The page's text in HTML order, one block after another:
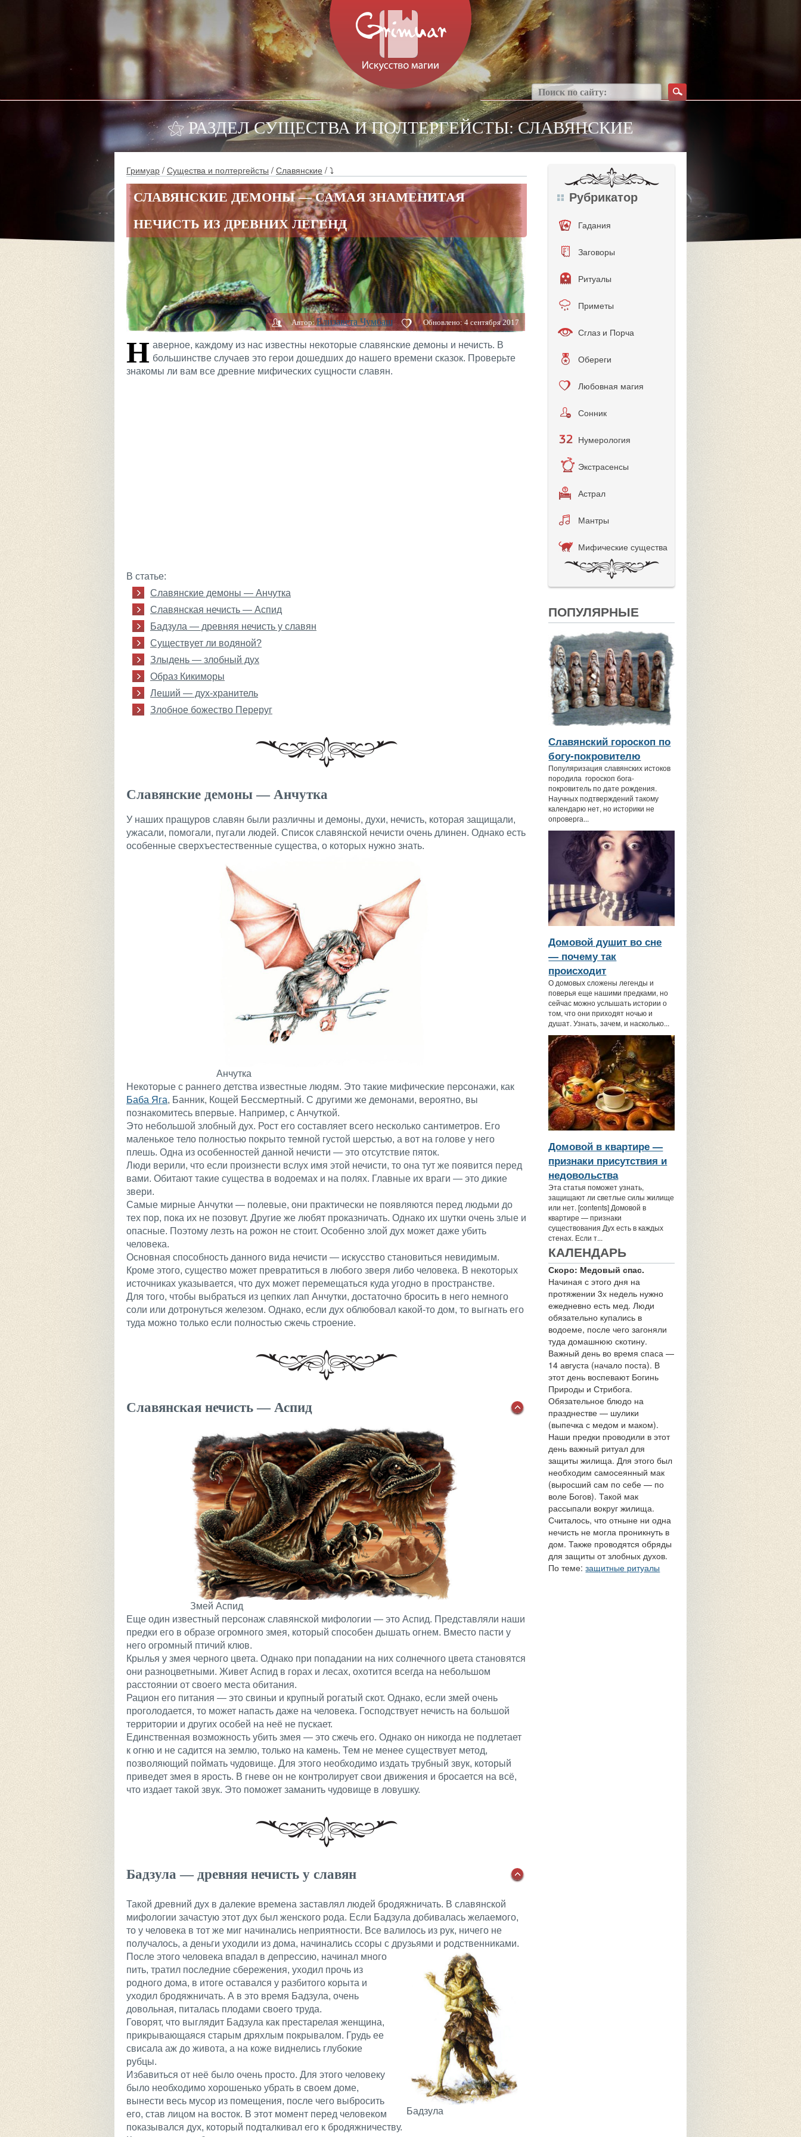
⚝ РАЗДЕЛ СУЩЕСТВА И ПОЛТЕРГЕЙСТЫ: СЛАВЯНСКИЕ
Гримуар / Существа и полтергейсты / Славянские / ⤵
СЛАВЯНСКИЕ ДЕМОНЫ — САМАЯ ЗНАМЕНИТАЯ
НЕЧИСТЬ ИЗ ДРЕВНИХ ЛЕГЕНД
Автор: Елизавета Чумбаш Обновлено: 4 сентября 2017
Н аверное, каждому из нас известны некоторые славянские демоны и нечисть. В
большинстве случаев это герои дошедших до нашего времени сказок. Проверьте
знакомы ли вам все древние мифических сущности славян.
В статье:
Славянские демоны — Анчутка
Славянская нечисть — Аспид
Бадзула — древняя нечисть у славян
Существует ли водяной?
Злыдень — злобный дух
Образ Кикиморы
Леший — дух-хранитель
Злобное божество Переруг
Славянские демоны — Анчутка
У наших пращуров славян были различны и демоны, духи, нечисть, которая защищали,
ужасали, помогали, пугали людей. Список славянской нечисти очень длинен. Однако есть
особенные сверхъестественные существа, о которых нужно знать.
Анчутка
Некоторые с раннего детства известные людям. Это такие мифические персонажи, как
Баба Яга, Банник, Кощей Бессмертный. С другими же демонами, вероятно, вы
познакомитесь впервые. Например, с Анчуткой.
Это небольшой злобный дух. Рост его составляет всего несколько сантиметров. Его
маленькое тело полностью покрыто темной густой шерстью, а вот на голове у него
плешь. Одна из особенностей данной нечисти — это отсутствие пяток.
Люди верили, что если произнести вслух имя этой нечисти, то она тут же появится перед
вами. Обитают такие существа в водоемах и на полях. Главные их враги — это дикие
звери.
Самые мирные Анчутки — полевые, они практически не появляются перед людьми до
тех пор, пока их не позовут. Другие же любят проказничать. Однако их шутки очень злые и
опасные. Поэтому лезть на рожон не стоит. Особенно злой дух может даже убить
человека.
Основная способность данного вида нечисти — искусство становиться невидимым.
Кроме этого, существо может превратиться в любого зверя либо человека. В некоторых
источниках указывается, что дух может перемещаться куда угодно в пространстве.
Для того, чтобы выбраться из цепких лап Анчутки, достаточно бросить в него немного
соли или дотронуться железом. Однако, если дух облюбовал какой-то дом, то выгнать его
туда можно только если полностью сжечь строение.
Славянская нечисть — Аспид
Змей Аспид
Еще один известный персонаж славянской мифологии — это Аспид. Представляли наши
предки его в образе огромного змея, который способен дышать огнем. Вместо пасти у
него огромный птичий клюв.
Крылья у змея черного цвета. Однако при попадании на них солнечного цвета становятся
они разноцветными. Живет Аспид в горах и лесах, охотится всегда на небольшом
расстоянии от своего места обитания.
Рацион его питания — это свиньи и крупный рогатый скот. Однако, если змей очень
проголодается, то может напасть даже на человека. Господствует нечисть на большой
территории и других особей на неё не пускает.
Единственная возможность убить змея — это сжечь его. Однако он никогда не подлетает
к огню и не садится на землю, только на камень. Тем не менее существует метод,
позволяющий поймать чудовище. Для этого необходимо издать трубный звук, который
приведет змея в ярость. В гневе он не контролирует свои движения и бросается на всё,
что издает такой звук. Это поможет заманить чудовище в ловушку.
Бадзула — древняя нечисть у славян
Такой древний дух в далекие времена заставлял людей бродяжничать. В славянской
мифологии зачастую этот дух был женского рода. Если Бадзула добивалась желаемого,
то у человека в тот же миг начинались неприятности. Все валилось из рук, ничего не
получалось, а деньги уходили из дома, начинались ссоры с друзьями и родственниками.
Бадзула
После этого человека впадал в депрессию, начинал много
пить, тратил последние сбережения, уходил прочь из
родного дома, в итоге оставался у разбитого корыта и
уходил бродяжничать. А в это время Бадзула, очень
довольная, питалась плодами своего труда.
Говорят, что выглядит Бадзула как престарелая женщина,
прикрывающаяся старым дряхлым покрывалом. Грудь ее
свисала аж до живота, а на коже виднелись глубокие
рубцы.
Избавиться от неё было очень просто. Для этого человеку
было необходимо хорошенько убрать в своем доме,
вынести весь мусор из помещения, после чего выбросить
его, став лицом на восток. В этот момент перед человеком
показывался дух, который подталкивал его к бродяжничеству.
Рубрикатор
Гадания
Заговоры
Ритуалы
Приметы
Сглаз и Порча
Обереги
Любовная магия
Сонник
Нумерология
Экстрасенсы
Астрал
Мантры
Мифические существа
ПОПУЛЯРНЫЕ
Славянский гороскоп по
богу-покровителю
Популяризация славянских истоков
породила гороскоп бога-
покровитель по дате рождения.
Научных подтверждений такому
календарю нет, но историки не
опроверга...
Домовой душит во сне
— почему так
происходит
О домовых сложены легенды и
поверья еще нашими предками, но
сейчас можно услышать истории о
том, что они приходят ночью и
душат. Узнать, зачем, и насколько...
Домовой в квартире —
признаки присутствия и
недовольства
Эта статья поможет узнать,
защищают ли светлые силы жилище
или нет. [contents] Домовой в
квартире — признаки
существования Дух есть в каждых
стенах. Если т...
КАЛЕНДАРЬ
Скоро: Медовый спас.
Начиная с этого дня на
протяжении 3х недель нужно
ежедневно есть мед. Люди
обязательно купались в
водоеме, после чего загоняли
туда домашнюю скотину.
Важный день во время спаса —
14 августа (начало поста). В
этот день воспевают Богинь
Природы и Стрибога.
Обязательное блюдо на
празднестве — шулики
(выпечка с медом и маком).
Наши предки проводили в этот
день важный ритуал для
защиты жилища. Для этого был
необходим самосеянный мак
(выросший сам по себе — по
воле Богов). Такой мак
рассыпали вокруг жилища.
Считалось, что отныне ни одна
нечисть не могла проникнуть в
дом. Также проводятся обряды
для защиты от злобных духов.
По теме:защитные ритуалы